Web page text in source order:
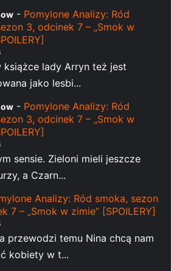
- Pomylone Analizy: Ród
3, odcinek 7 – „Smok w
książce lady Arryn też jest
jako lesbi...
- Pomylone Analizy: Ród
3, odcinek 7 – „Smok w
sensie. Zieloni mieli jeszcze
a Czarn...
Analizy: Ród smoka, sezon
7 – „Smok w zimie” [SPOILERY]
przewodzi temu Nina chcą nam
kobiety w t...